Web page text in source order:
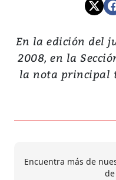
En la edición del
2008, en la
la nota principal
Encuentra más de